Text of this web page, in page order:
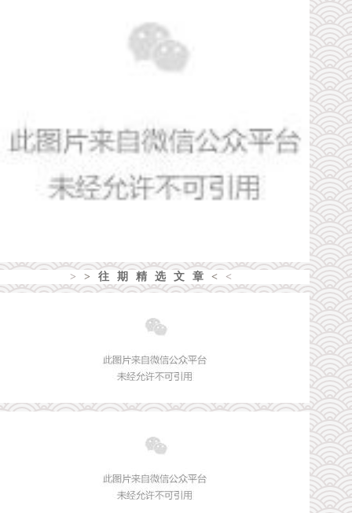
>>往期精选文章< <